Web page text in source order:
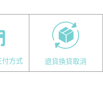
付方式 退貨換貨取消